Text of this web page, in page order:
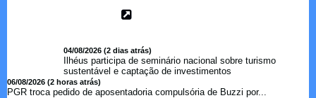
04/08/2026 (2 dias atrás)
Ilhéus participa de seminário nacional sobre turismo
sustentável e captação de investimentos
06/08/2026 (2 horas atrás)
PGR troca pedido de aposentadoria compulsória de Buzzi por...